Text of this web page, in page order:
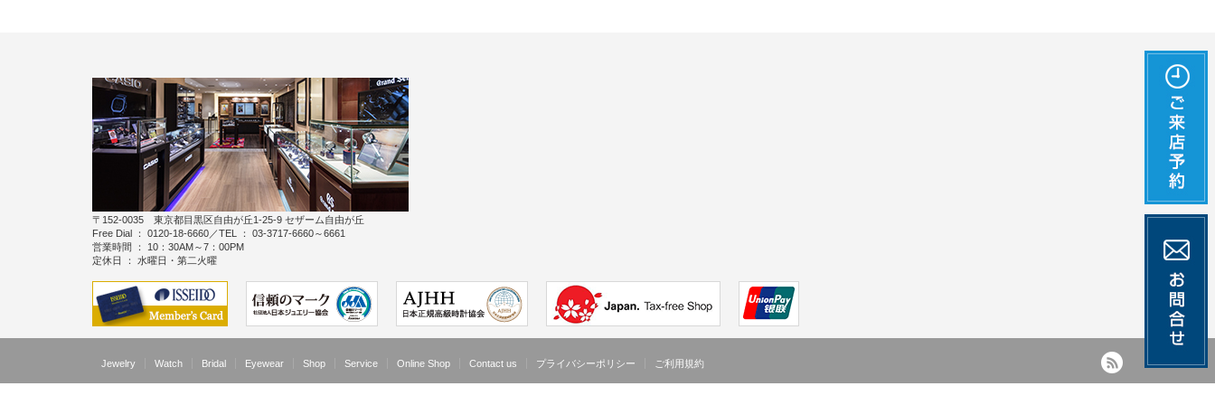
〒152-0035 東京都目黒区自由が丘1-25-9 セザーム自由が丘
Free Dial ： 0120-18-6660／TEL ： 03-3717-6660～6661
営業時間 ： 10：30AM～7：00PM
定休日 ： 水曜日・第二火曜
Jewelry Watch Bridal Eyewear Shop Service Online Shop Contact us プライバシーポリシー ご利用規約